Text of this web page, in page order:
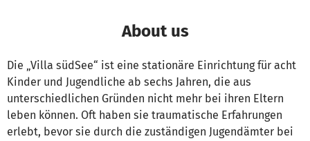
About us
Die „Villa südSee“ ist eine stationäre Einrichtung für acht
Kinder und Jugendliche ab sechs Jahren, die aus
unterschiedlichen Gründen nicht mehr bei ihren Eltern
leben können. Oft haben sie traumatische Erfahrungen
erlebt, bevor sie durch die zuständigen Jugendämter bei